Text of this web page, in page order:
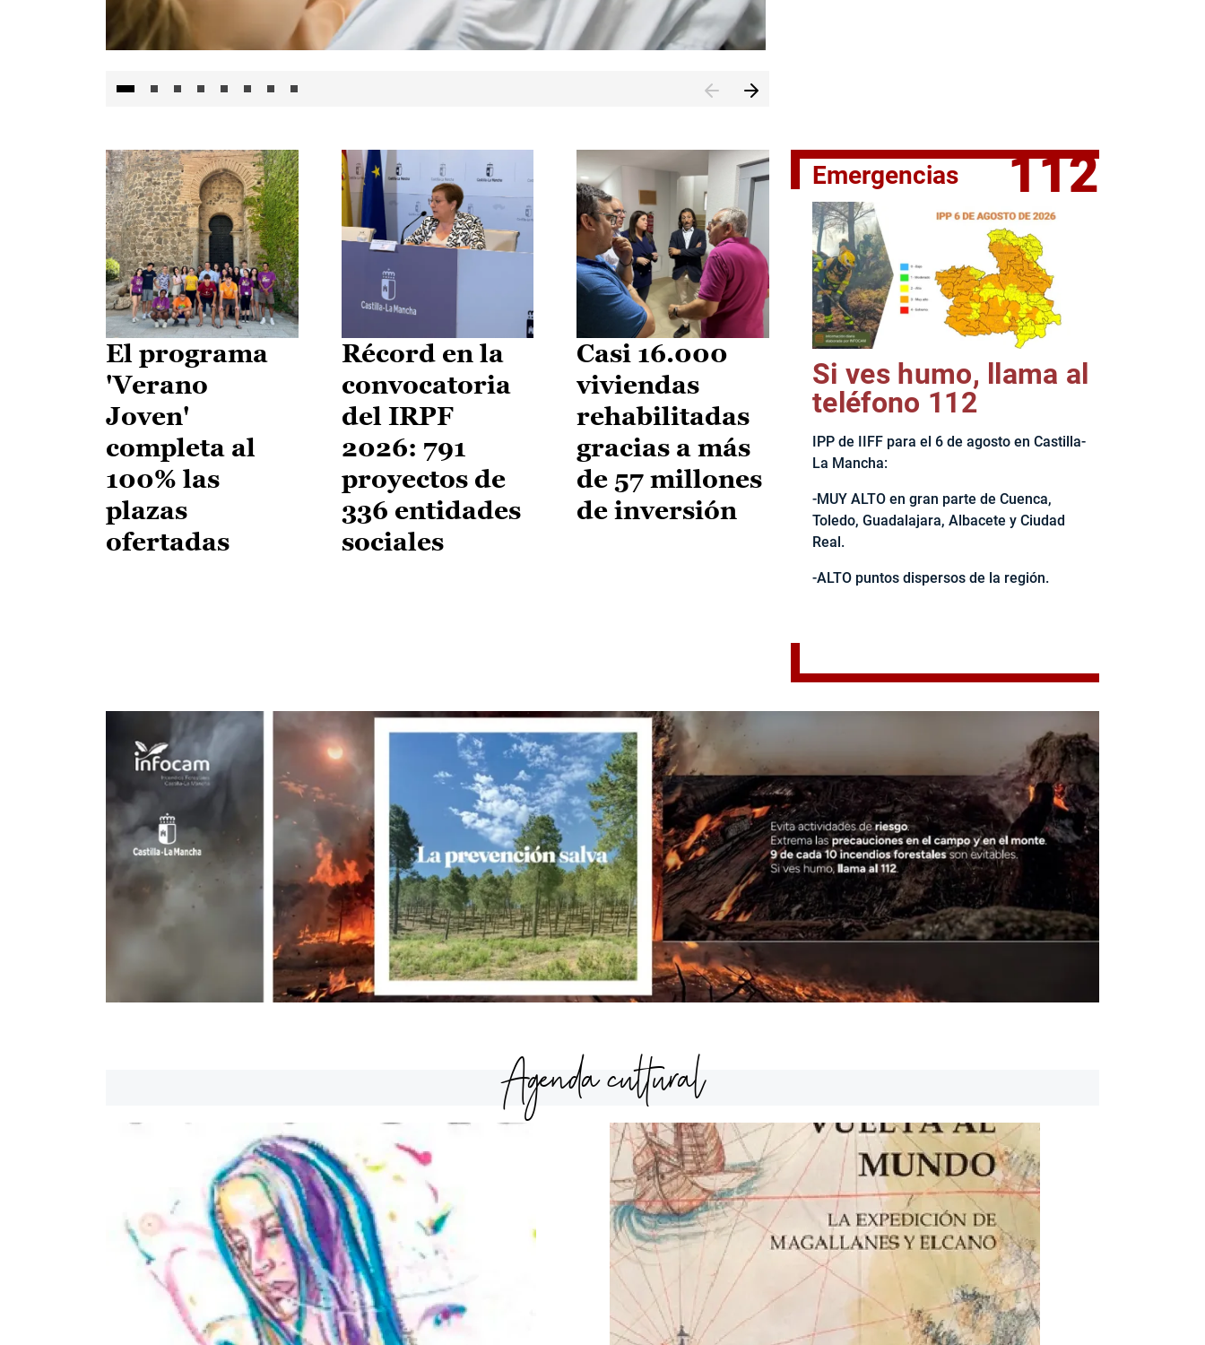
El jefe del Ejecutivo castellanomanchego, Emiliano García-
El programa
'Verano
Joven'
completa al
100% las
plazas
ofertadas
Récord en la
convocatoria
del IRPF
2026: 791
proyectos de
336 entidades
sociales
Casi 16.000
viviendas
rehabilitadas
gracias a más
de 57 millones
de inversión
Emergencias 112
Si ves humo, llama al
teléfono 112
IPP de IIFF para el 6 de agosto en Castilla-
La Mancha:
-MUY ALTO en gran parte de Cuenca,
Toledo, Guadalajara, Albacete y Ciudad
Real.
-ALTO puntos dispersos de la región.
Agenda cultural